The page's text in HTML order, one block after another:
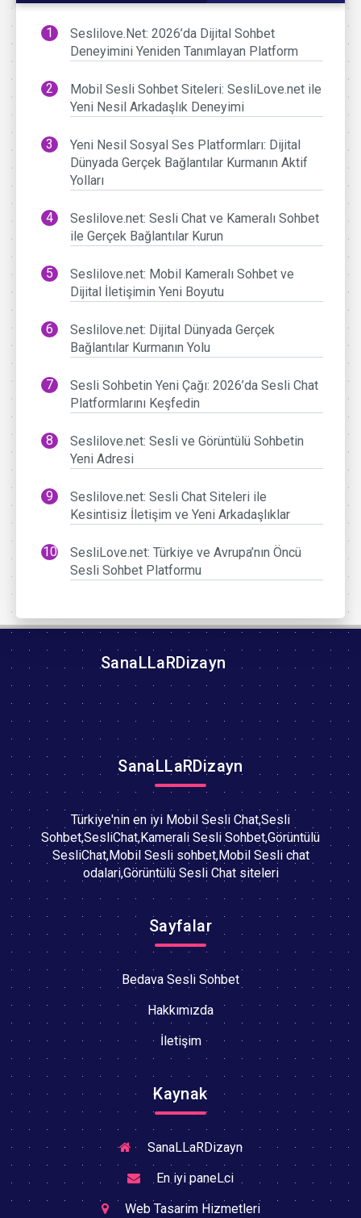
Seslilove.Net: 2026’da Dijital Sohbet
Deneyimini Yeniden Tanımlayan Platform
Mobil Sesli Sohbet Siteleri: SesliLove.net ile
Yeni Nesil Arkadaşlık Deneyimi
Yeni Nesil Sosyal Ses Platformları: Dijital
Dünyada Gerçek Bağlantılar Kurmanın Aktif
Yolları
Seslilove.net: Sesli Chat ve Kameralı Sohbet
ile Gerçek Bağlantılar Kurun
Seslilove.net: Mobil Kameralı Sohbet ve
Dijital İletişimin Yeni Boyutu
Seslilove.net: Dijital Dünyada Gerçek
Bağlantılar Kurmanın Yolu
Sesli Sohbetin Yeni Çağı: 2026’da Sesli Chat
Platformlarını Keşfedin
Seslilove.net: Sesli ve Görüntülü Sohbetin
Yeni Adresi
Seslilove.net: Sesli Chat Siteleri ile
Kesintisiz İletişim ve Yeni Arkadaşlıklar
SesliLove.net: Türkiye ve Avrupa’nın Öncü
Sesli Sohbet Platformu
SanaLLaRDizayn
SanaLLaRDizayn
Türkiye'nin en iyi Mobil Sesli Chat,Sesli
Sohbet,SesliChat,Kamerali Sesli Sohbet,Görüntülü
SesliChat,Mobil Sesli sohbet,Mobil Sesli chat
odalari,Görüntülü Sesli Chat siteleri
Sayfalar
Bedava Sesli Sohbet
Hakkımızda
İletişim
Kaynak
SanaLLaRDizayn
En iyi paneLci
Web Tasarim Hizmetleri